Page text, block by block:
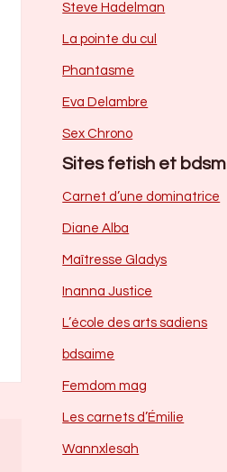
Steve Hadelman
La pointe du cul
Phantasme
Eva Delambre
Sex Chrono
Sites fetish et bdsm
Carnet d’une dominatrice
Diane Alba
Maîtresse Gladys
Inanna Justice
L’école des arts sadiens
bdsaime
Femdom mag
Les carnets d’Émilie
Wannxlesah